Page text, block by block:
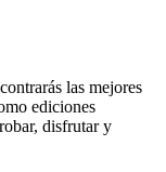
las mejores
ediciones
disfrutar y